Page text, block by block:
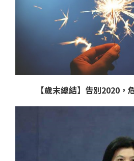
【歲末總結】告別2020，